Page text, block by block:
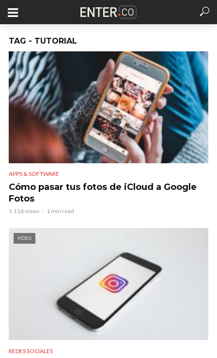
TAG - TUTORIAL
APPS & SOFTWARE
Cómo pasar tus fotos de iCloud a Google
Fotos
1.116 views 1 min read
VIDEO
REDES SOCIALES